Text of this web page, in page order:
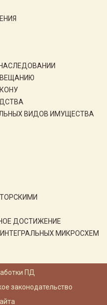
ВИДОВ ИМУЩЕСТВА
ДОСТИЖЕНИЕ
ИНТЕГРАЛЬНЫХ МИКРОСХЕМ
ПД
законодательство